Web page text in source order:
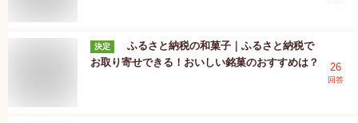
決定
ふるさと納税の和菓子｜ふるさと納税で
お取り寄せできる！おいしい銘菓のおすすめは？
26
回答